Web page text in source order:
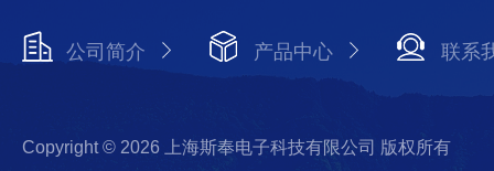
公司简介 产品中心 联系
Copyright © 2026 上海斯奉电子科技有限公司 版权所有